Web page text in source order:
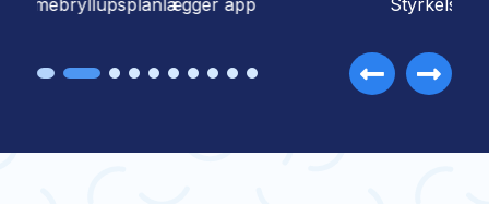
Styrkelse af SMS undersøgelser med høj respons